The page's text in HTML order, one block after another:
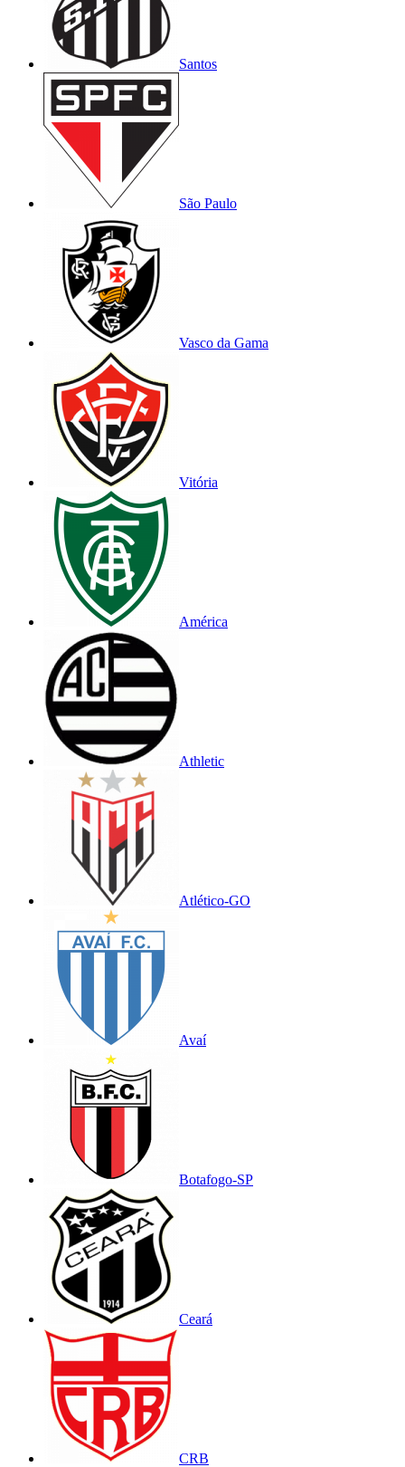
Santos
São Paulo
Vasco da Gama
Vitória
América
Athletic
Atlético-GO
Avaí
Botafogo-SP
Ceará
CRB